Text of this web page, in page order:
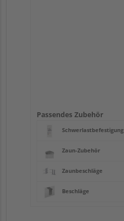
Passendes Zubehör
Schwerlastbefestigung
Zaun-Zubehör
Zaunbeschläge
Beschläge